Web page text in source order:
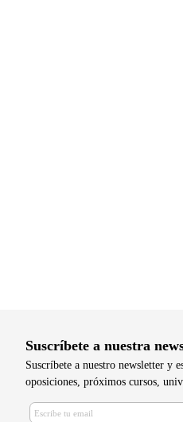
Suscríbete a nuestra
Suscríbete a nuestro newsletter y
oposiciones, próximos cursos,